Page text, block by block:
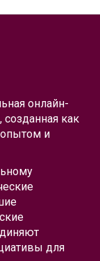
онлайн-
как
опытом и
для